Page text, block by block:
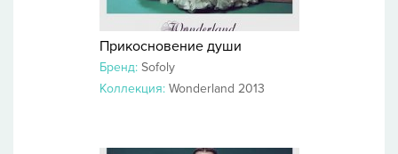
Прикосновение души
Бренд: Sofoly
Коллекция: Wonderland 2013